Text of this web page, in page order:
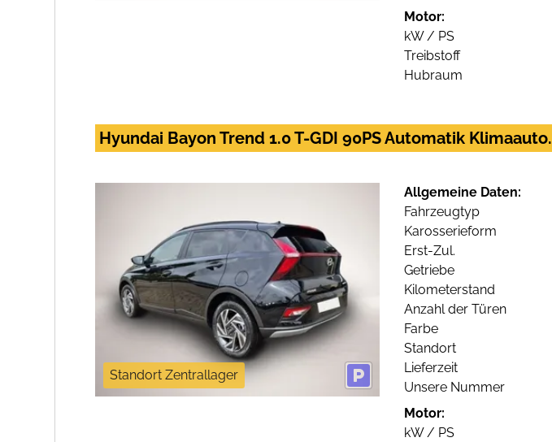
Motor:
kW / PS
Treibstoff
Hubraum
Hyundai Bayon Trend 1.0 T-GDI 90PS Automatik Klimaauto.
Standort Zentrallager
Allgemeine Daten:
Fahrzeugtyp
Karosserieform
Erst-Zul.
Getriebe
Kilometerstand
Anzahl der Türen
Farbe
Standort
Lieferzeit
Unsere Nummer
Motor:
kW / PS